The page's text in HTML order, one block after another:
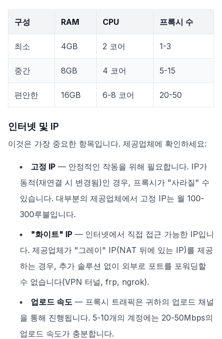
구성 RAM CPU 프록시 수
최소 4GB 2 코어 1-3
중간 8GB 4 코어 5-15
편안한 16GB 6-8 코어 20-50
인터넷 및 IP
이것은 가장 중요한 항목입니다. 제공업체에 확인하세요:
고정 IP — 안정적인 작동을 위해 필요합니다. IP가
동적(재연결 시 변경됨)인 경우, 프록시가 "사라질" 수
있습니다. 대부분의 제공업체에서 고정 IP는 월 100-
300루블입니다.
"화이트" IP — 인터넷에서 직접 접근 가능한 IP입니
다. 제공업체가 "그레이" IP(NAT 뒤에 있는 IP)를 제공
하는 경우, 추가 솔루션 없이 외부로 포트를 포워딩할
수 없습니다(VPN 터널, frp, ngrok).
업로드 속도 — 프록시 트래픽은 귀하의 업로드 채널
을 통해 진행됩니다. 5-10개의 계정에는 20-50Mbps의
업로드 속도가 충분합니다.